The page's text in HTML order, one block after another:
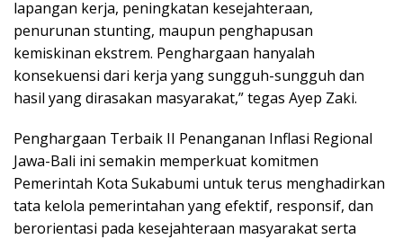
lapangan kerja, peningkatan kesejahteraan,
penurunan stunting, maupun penghapusan
kemiskinan ekstrem. Penghargaan hanyalah
konsekuensi dari kerja yang sungguh-sungguh dan
hasil yang dirasakan masyarakat,” tegas Ayep Zaki.
Penghargaan Terbaik II Penanganan Inflasi Regional
Jawa-Bali ini semakin memperkuat komitmen
Pemerintah Kota Sukabumi untuk terus menghadirkan
tata kelola pemerintahan yang efektif, responsif, dan
berorientasi pada kesejahteraan masyarakat serta